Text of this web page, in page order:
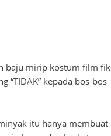
baju mirip kostum film
“TIDAK” kepada bos-bos
itu hanya membuat